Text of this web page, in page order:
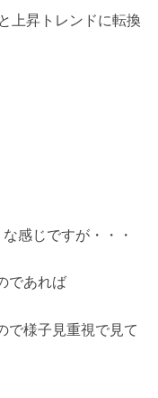
上昇トレンドに転換
感じですが・・・
であれば
で様子見重視で見て